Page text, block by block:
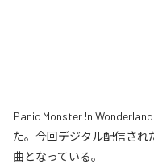
Panic Monster !n
た。今回デジタル配信され
曲となっている。